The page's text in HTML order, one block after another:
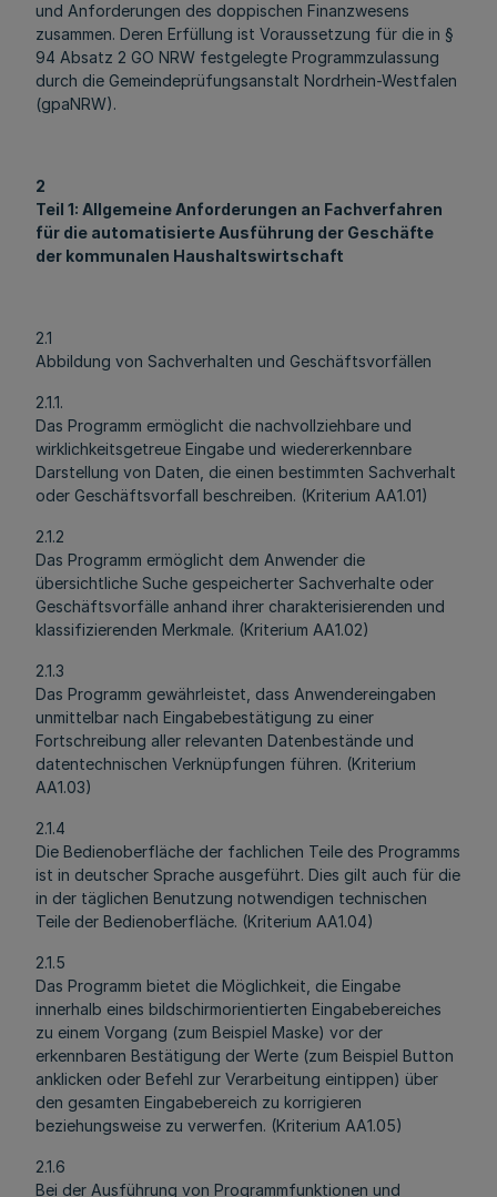
und Anforderungen des doppischen Finanzwesens
zusammen. Deren Erfüllung ist Voraussetzung für die in §
94 Absatz 2 GO NRW festgelegte Programmzulassung
durch die Gemeindeprüfungsanstalt Nordrhein-Westfalen
(gpaNRW).
2
Teil 1: Allgemeine Anforderungen an Fachverfahren
für die automatisierte Ausführung der Geschäfte
der kommunalen Haushaltswirtschaft
2.1
Abbildung von Sachverhalten und Geschäftsvorfällen
2.1.1.
Das Programm ermöglicht die nachvollziehbare und
wirklichkeitsgetreue Eingabe und wiedererkennbare
Darstellung von Daten, die einen bestimmten Sachverhalt
oder Geschäftsvorfall beschreiben. (Kriterium AA1.01)
2.1.2
Das Programm ermöglicht dem Anwender die
übersichtliche Suche gespeicherter Sachverhalte oder
Geschäftsvorfälle anhand ihrer charakterisierenden und
klassifizierenden Merkmale. (Kriterium AA1.02)
2.1.3
Das Programm gewährleistet, dass Anwendereingaben
unmittelbar nach Eingabebestätigung zu einer
Fortschreibung aller relevanten Datenbestände und
datentechnischen Verknüpfungen führen. (Kriterium
AA1.03)
2.1.4
Die Bedienoberfläche der fachlichen Teile des Programms
ist in deutscher Sprache ausgeführt. Dies gilt auch für die
in der täglichen Benutzung notwendigen technischen
Teile der Bedienoberfläche. (Kriterium AA1.04)
2.1.5
Das Programm bietet die Möglichkeit, die Eingabe
innerhalb eines bildschirmorientierten Eingabebereiches
zu einem Vorgang (zum Beispiel Maske) vor der
erkennbaren Bestätigung der Werte (zum Beispiel Button
anklicken oder Befehl zur Verarbeitung eintippen) über
den gesamten Eingabebereich zu korrigieren
beziehungsweise zu verwerfen. (Kriterium AA1.05)
2.1.6
Bei der Ausführung von Programmfunktionen und